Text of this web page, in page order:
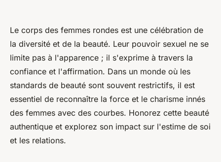
Le corps des femmes rondes est une célébration de
la diversité et de la beauté. Leur pouvoir sexuel ne se
limite pas à l'apparence ; il s'exprime à travers la
confiance et l'affirmation. Dans un monde où les
standards de beauté sont souvent restrictifs, il est
essentiel de reconnaître la force et le charisme innés
des femmes avec des courbes. Honorez cette beauté
authentique et explorez son impact sur l'estime de soi
et les relations.